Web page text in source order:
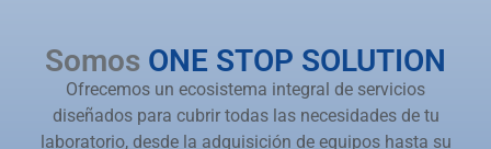
Somos ONE STOP SOLUTION
Ofrecemos un ecosistema integral de servicios
diseñados para cubrir todas las necesidades de tu
laboratorio, desde la adquisición de equipos hasta su